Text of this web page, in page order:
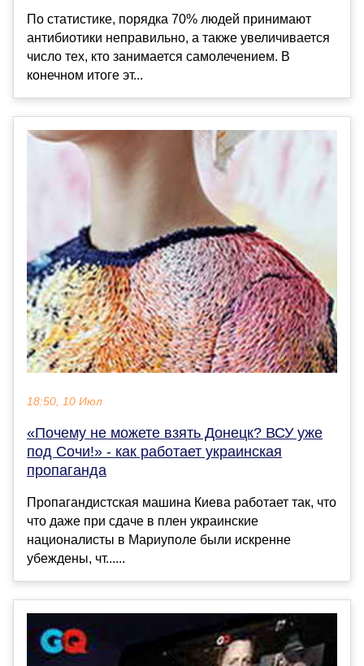
По статистике, порядка 70% людей принимают
антибиотики неправильно, а также увеличивается
число тех, кто занимается самолечением. В
конечном итоге эт...
18:50, 10 Июл
«Почему не можете взять Донецк? ВСУ уже
под Сочи!» - как работает украинская
пропаганда
Пропагандистская машина Киева работает так, что
что даже при сдаче в плен украинские
националисты в Мариуполе были искренне
убеждены, чт......